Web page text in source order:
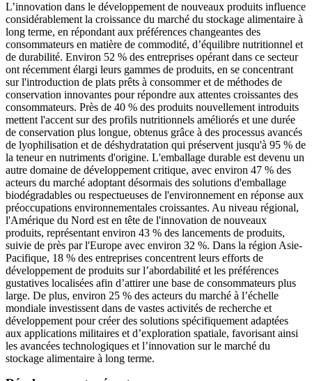
L’innovation dans le développement de nouveaux produits influence
considérablement la croissance du marché du stockage alimentaire à
long terme, en répondant aux préférences changeantes des
consommateurs en matière de commodité, d’équilibre nutritionnel et
de durabilité. Environ 52 % des entreprises opérant dans ce secteur
ont récemment élargi leurs gammes de produits, en se concentrant
sur l'introduction de plats prêts à consommer et de méthodes de
conservation innovantes pour répondre aux attentes croissantes des
consommateurs. Près de 40 % des produits nouvellement introduits
mettent l'accent sur des profils nutritionnels améliorés et une durée
de conservation plus longue, obtenus grâce à des processus avancés
de lyophilisation et de déshydratation qui préservent jusqu'à 95 % de
la teneur en nutriments d'origine. L'emballage durable est devenu un
autre domaine de développement critique, avec environ 47 % des
acteurs du marché adoptant désormais des solutions d'emballage
biodégradables ou respectueuses de l'environnement en réponse aux
préoccupations environnementales croissantes. Au niveau régional,
l'Amérique du Nord est en tête de l'innovation de nouveaux
produits, représentant environ 43 % des lancements de produits,
suivie de près par l'Europe avec environ 32 %. Dans la région Asie-
Pacifique, 18 % des entreprises concentrent leurs efforts de
développement de produits sur l’abordabilité et les préférences
gustatives localisées afin d’attirer une base de consommateurs plus
large. De plus, environ 25 % des acteurs du marché à l’échelle
mondiale investissent dans de vastes activités de recherche et
développement pour créer des solutions spécifiquement adaptées
aux applications militaires et d’exploration spatiale, favorisant ainsi
les avancées technologiques et l’innovation sur le marché du
stockage alimentaire à long terme.